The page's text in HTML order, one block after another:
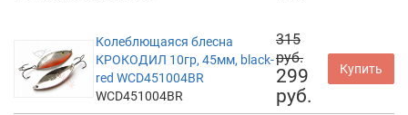
Колеблющаяся блесна
КРОКОДИЛ 10гр, 45мм, black-
red WCD451004BR
WCD451004BR
315
руб.
299
руб.
Купить